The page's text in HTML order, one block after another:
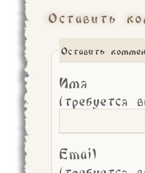
Оставить
Оставить
Имя
(требуется
Email